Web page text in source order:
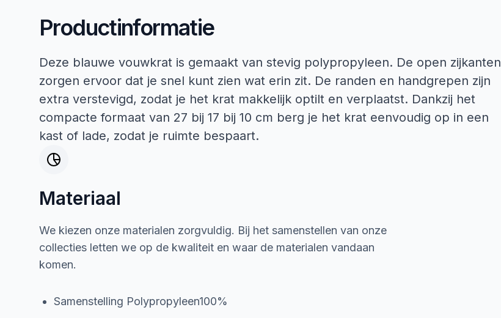
Productinformatie
Deze blauwe vouwkrat is gemaakt van stevig polypropyleen. De open zijkanten
zorgen ervoor dat je snel kunt zien wat erin zit. De randen en handgrepen zijn
extra verstevigd, zodat je het krat makkelijk optilt en verplaatst. Dankzij het
compacte formaat van 27 bij 17 bij 10 cm berg je het krat eenvoudig op in een
kast of lade, zodat je ruimte bespaart.
Materiaal
We kiezen onze materialen zorgvuldig. Bij het samenstellen van onze
collecties letten we op de kwaliteit en waar de materialen vandaan
komen.
Samenstelling Polypropyleen100%